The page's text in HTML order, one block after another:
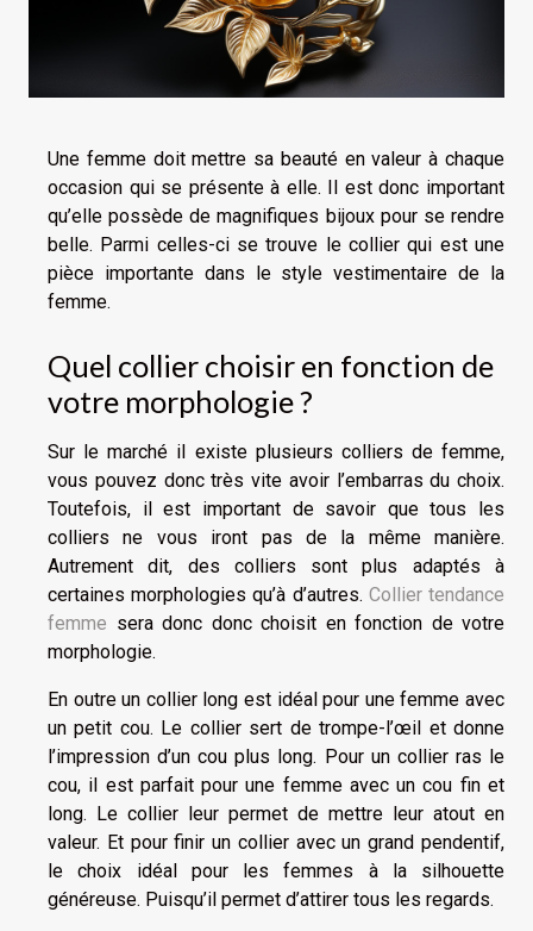
Une femme doit mettre sa beauté en valeur à chaque
occasion qui se présente à elle. Il est donc important
qu’elle possède de magnifiques bijoux pour se rendre
belle. Parmi celles-ci se trouve le collier qui est une
pièce importante dans le style vestimentaire de la
femme.
Quel collier choisir en fonction de
votre morphologie ?
Sur le marché il existe plusieurs colliers de femme,
vous pouvez donc très vite avoir l’embarras du choix.
Toutefois, il est important de savoir que tous les
colliers ne vous iront pas de la même manière.
Autrement dit, des colliers sont plus adaptés à
certaines morphologies qu’à d’autres. Collier tendance
femme sera donc donc choisit en fonction de votre
morphologie.
En outre un collier long est idéal pour une femme avec
un petit cou. Le collier sert de trompe-l’œil et donne
l’impression d’un cou plus long. Pour un collier ras le
cou, il est parfait pour une femme avec un cou fin et
long. Le collier leur permet de mettre leur atout en
valeur. Et pour finir un collier avec un grand pendentif,
le choix idéal pour les femmes à la silhouette
généreuse. Puisqu’il permet d’attirer tous les regards.